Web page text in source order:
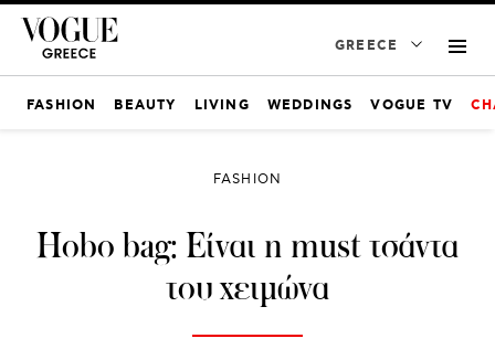
GREECE
FASHION BEAUTY LIVING WEDDINGS VOGUE TV
FASHION
Hobo bag: Είναι η must τσάντα
του χειμώνα